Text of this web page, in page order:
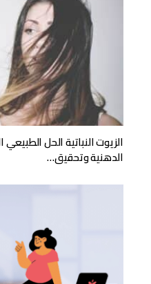
الزيوت النباتية الحل
الدهنية وتحقيق…